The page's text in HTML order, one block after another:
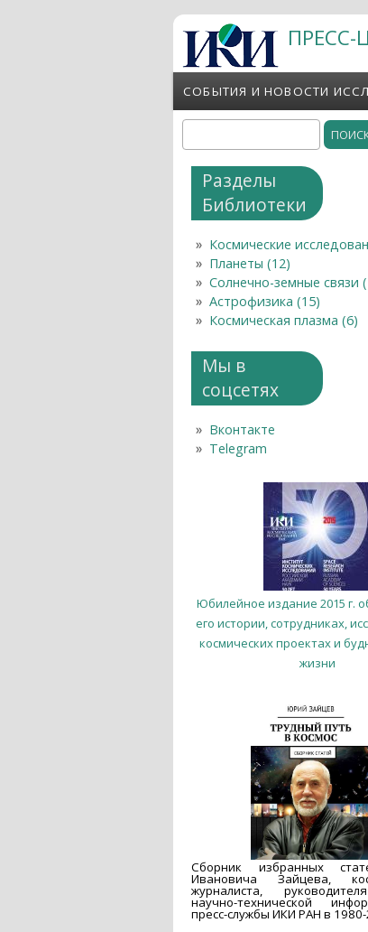
Перейти к основному содержанию ПРЕСС-
СОБЫТИЯ И НОВОСТИ
Форма поиска
Разделы
Библиотеки
Космические
Планеты (12)
Солнечно-земные связи
Астрофизика (15)
Космическая плазма (6)
Мы в
соцсетях
Вконтакте
Telegram
Юбилейное издание 2015 г.
его истории, сотрудниках,
космических проектах и
жизни
Сборник избранных
Ивановича Зайцева,
журналиста,
научно-технической
пресс-службы ИКИ РАН в 1980-